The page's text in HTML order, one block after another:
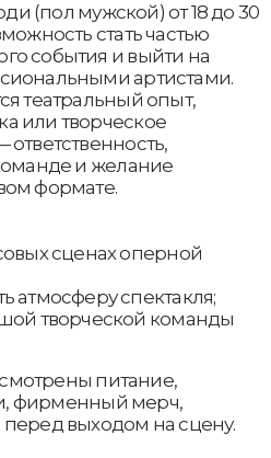
(пол мужской) от 18 до 30
стать частью
события и выйти на
артистами.
театральный опыт,
или творческое
и желание
формате.
сценах оперной
атмосферу спектакля;
творческой команды
питание,
фирменный мерч,
перед выходом на сцену.